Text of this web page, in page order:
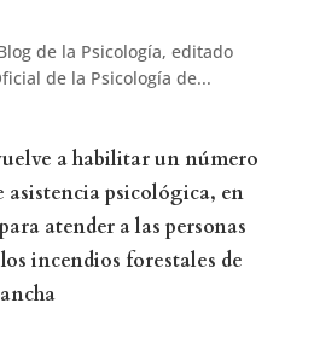
de la Psicología, editado
de la Psicología de...
a habilitar un número
asistencia psicológica, en
atender a las personas
incendios forestales de